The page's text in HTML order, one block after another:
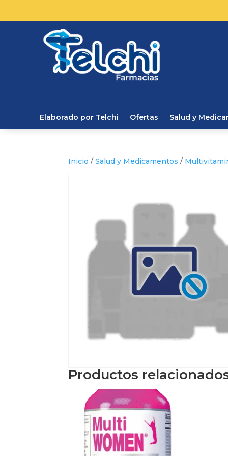
Elaborado por Telchi Ofertas Salud y
Inicio /Salud y Medicamentos /
Productos